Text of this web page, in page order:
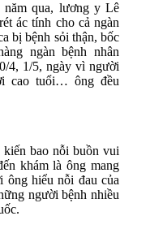
năm qua, lương y Lê
ác tính cho cả ngàn
bị bệnh sỏi thận, bốc
ngàn bệnh nhân
4, 1/5, ngày vì người
cao tuổi… ông đều
kiến bao nỗi buồn vui
khám là ông mang
ông hiểu nỗi đau của
người bệnh nhiều